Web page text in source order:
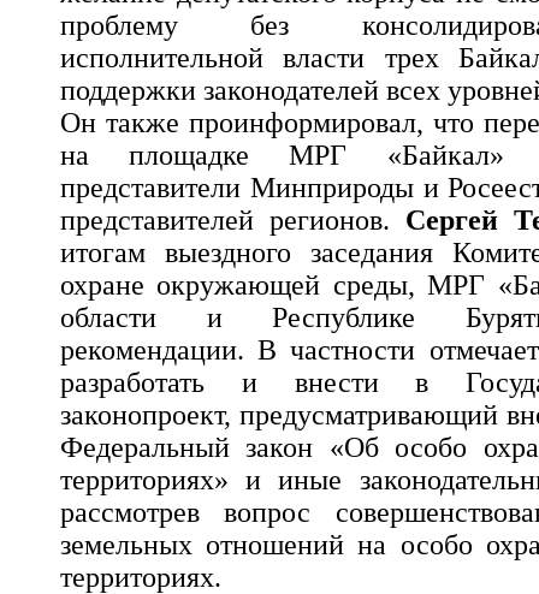
проблему без
исполнительной власти трех
поддержки законодателей всех
Он также проинформировал, что
на площадке МРГ «Байкал»
представители Минприроды и
представителей регионов. Сергей
итогам выездного заседания
охране окружающей среды, МРГ
области и Республике
рекомендации. В частности
разработать и внести в
законопроект, предусматривающий
Федеральный закон «Об особо
территориях» и иные
рассмотрев вопрос
земельных отношений на особо
территориях.